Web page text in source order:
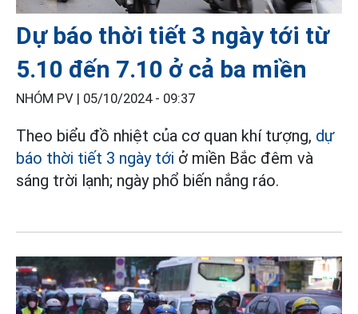
Dự báo thời tiết 3 ngày tới từ
5.10 đến 7.10 ở cả ba miền
NHÓM PV | 05/10/2024 - 09:37
Theo biểu đồ nhiệt của cơ quan khí tượng, dự
báo thời tiết 3 ngày tới ở miền Bắc đêm và
sáng trời lạnh; ngày phổ biến nắng ráo.